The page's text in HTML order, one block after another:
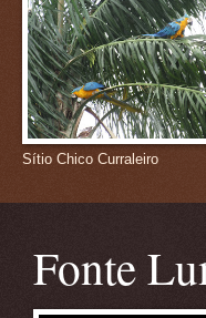
Sítio Chico Curraleiro
Fonte